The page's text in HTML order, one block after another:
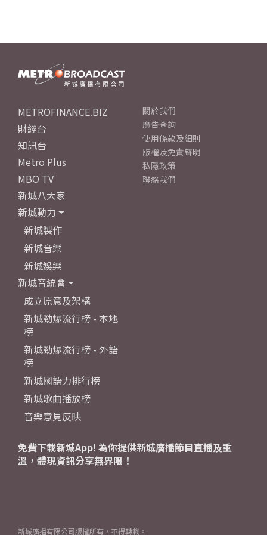
METROFINANCE.BIZ
財經台
知訊台
Metro Plus
MBO TV
新城八大家
新城動力
新城製作
新城音樂
新城娛樂
新城音統會
成立原意及架構
新城勁爆流行榜 - 本地
榜
新城勁爆流行榜 - 外語
榜
新城國語力排行榜
新城歌曲播放榜
音樂意見反映
關於我們
廣告查詢
使用條款及細則
版權及免責聲明
私隱政策
聯絡我們
免費下載新城App! 為你提供新城廣播節目直播及重
溫，體現資訊分享無界限！
新城廣播有限公司版權所有，不得轉載。